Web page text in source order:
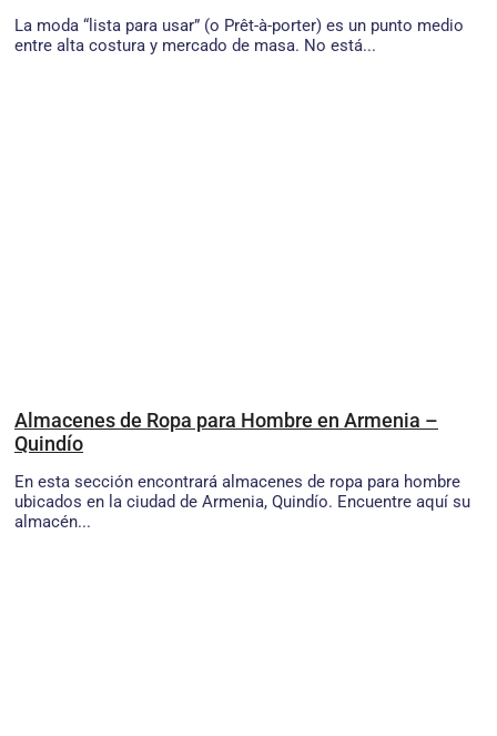
La moda “lista para usar” (o Prêt-à-porter) es un punto medio
entre alta costura y mercado de masa. No está...
Almacenes de Ropa para Hombre en Armenia –
Quindío
En esta sección encontrará almacenes de ropa para hombre
ubicados en la ciudad de Armenia, Quindío. Encuentre aquí su
almacén...